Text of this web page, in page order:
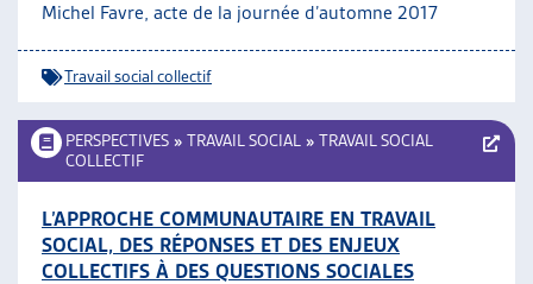
Michel Favre, acte de la journée d’automne 2017
Travail social collectif
PERSPECTIVES » TRAVAIL SOCIAL » TRAVAIL SOCIAL
COLLECTIF
L’APPROCHE COMMUNAUTAIRE EN TRAVAIL
SOCIAL, DES RÉPONSES ET DES ENJEUX
COLLECTIFS À DES QUESTIONS SOCIALES